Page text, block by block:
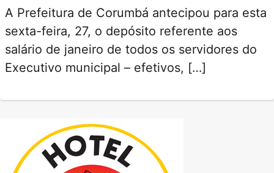
A Prefeitura de Corumbá antecipou para esta
sexta-feira, 27, o depósito referente aos
salário de janeiro de todos os servidores do
Executivo municipal – efetivos, […]